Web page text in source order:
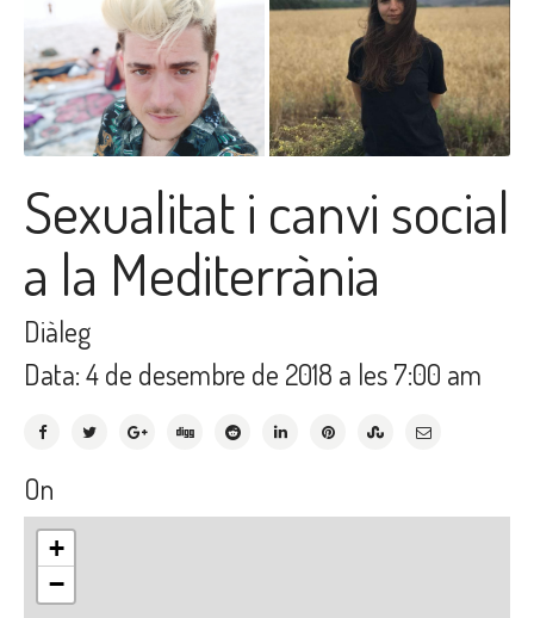
Sexualitat i canvi social
a la Mediterrània
Diàleg
Data: 4 de desembre de 2018 a les 7:00 am
On
+
−